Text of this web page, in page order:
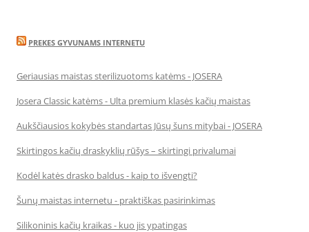
PREKES GYVUNAMS INTERNETU
Geriausias maistas sterilizuotoms katėms - JOSERA
Josera Classic katėms - Ulta premium klasės kačių maistas
Aukščiausios kokybės standartas Jūsų šuns mitybai - JOSERA
Skirtingos kačių draskyklių rūšys – skirtingi privalumai
Kodėl katės drasko baldus - kaip to išvengti?
Šunų maistas internetu - praktiškas pasirinkimas
Silikoninis kačių kraikas - kuo jis ypatingas